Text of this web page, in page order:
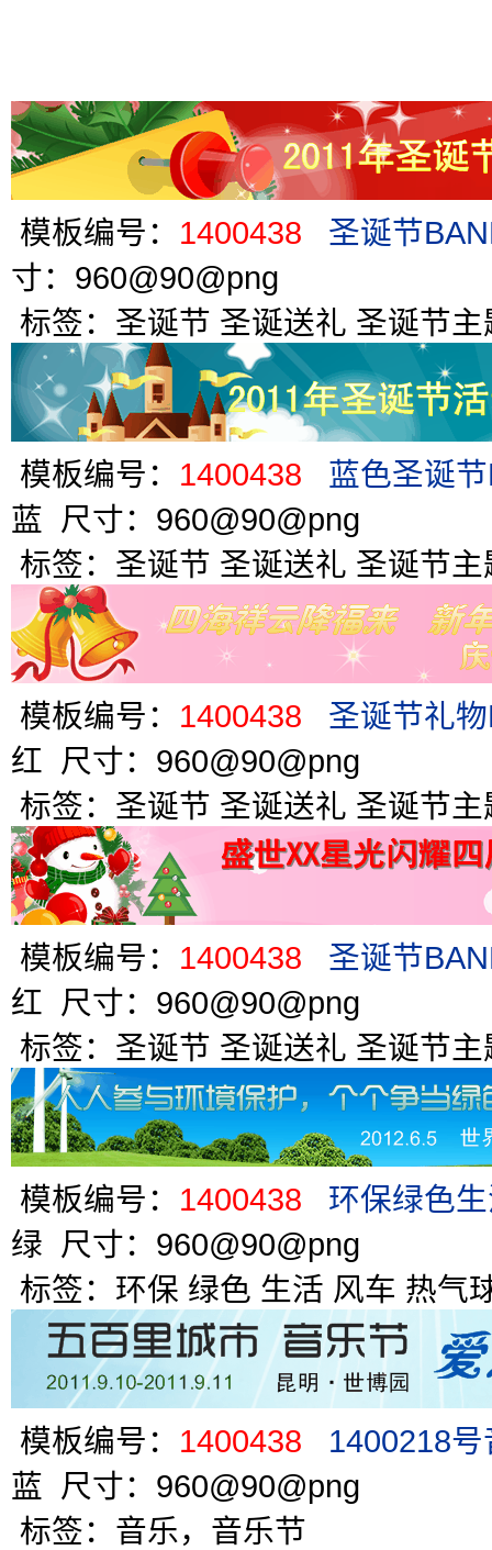
模板编号： 1400438
圣诞节
寸：960@90@png
标签： 圣诞节 圣诞送礼 圣诞节主
模板编号： 1400438
蓝色圣诞
蓝 尺寸：960@90@png
标签： 圣诞节 圣诞送礼 圣诞节主
模板编号： 1400438
圣诞节礼
红 尺寸：960@90@png
标签： 圣诞节 圣诞送礼 圣诞节主
模板编号： 1400438
圣诞节
红 尺寸：960@90@png
标签： 圣诞节 圣诞送礼 圣诞节主
模板编号： 1400438
环保绿色
绿 尺寸：960@90@png
标签： 环保 绿色 生活 风车 热气
模板编号： 1400438
1400218
蓝 尺寸：960@90@png
标签：音乐，音乐节